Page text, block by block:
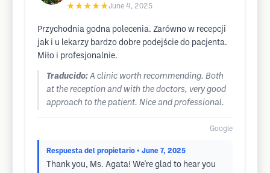
★★★★★June 4, 2025
Przychodnia godna polecenia. Zarówno w recepcji
jak i u lekarzy bardzo dobre podejście do pacjenta.
Miło i profesjonalnie.
Traducido: A clinic worth recommending. Both
at the reception and with the doctors, very good
approach to the patient. Nice and professional.
Google
Respuesta del propietario • June 7, 2025
Thank you, Ms. Agata! We're glad to hear you